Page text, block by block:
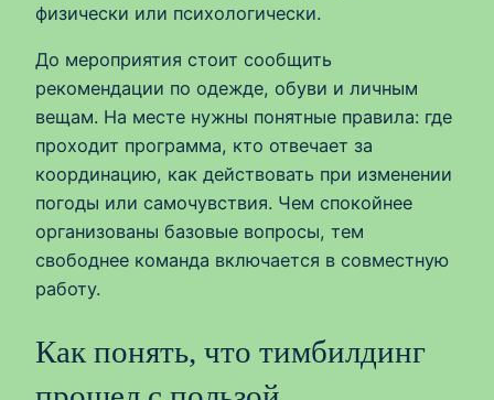
физически или психологически.
До мероприятия стоит сообщить
рекомендации по одежде, обуви и личным
вещам. На месте нужны понятные правила: где
проходит программа, кто отвечает за
координацию, как действовать при изменении
погоды или самочувствия. Чем спокойнее
организованы базовые вопросы, тем
свободнее команда включается в совместную
работу.
Как понять, что тимбилдинг